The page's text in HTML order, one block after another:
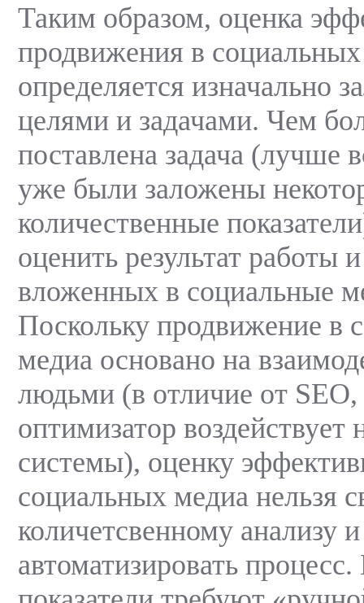
Таким образом, оценка
продвижения в
определяется изначально
целями и задачами. Чем
поставлена задача (лучше
уже были заложены
количественные
оценить результат работы
вложенных в социальные
Поскольку продвижение в
медиа основано на
людьми (в отличие от
оптимизатор воздействует
системы), оценку
социальных медиа нельзя
количетсвенному анализу и
автоматизировать